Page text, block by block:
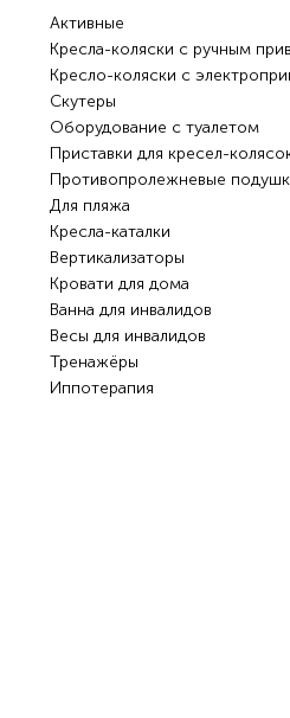
Активные
Кресла-коляски с ручным
Кресло-коляски с
Скутеры
Оборудование с туалетом
Приставки для кресел-
Противопролежневые
Для пляжа
Кресла-каталки
Вертикализаторы
Кровати для дома
Ванна для инвалидов
Весы для инвалидов
Тренажёры
Иппотерапия